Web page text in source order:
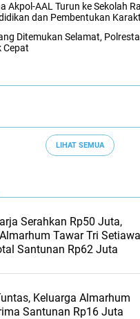
Akpol-AAL Turun ke Sekolah
dan Pembentukan
Ditemukan Selamat,
Cepat
LIHAT SEMUA
Serahkan Rp50 Juta,
Tawar Tri
Santunan Rp62 Juta
Keluarga Almarhum
Santunan Rp16 Juta